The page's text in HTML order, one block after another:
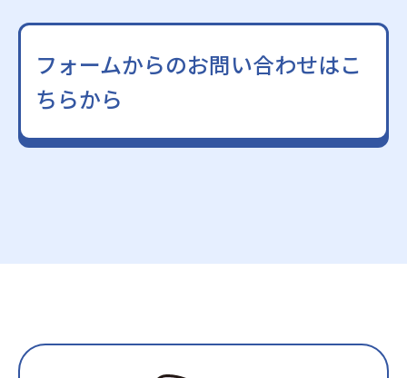
フォームからのお問い合わせはこ
ちらから